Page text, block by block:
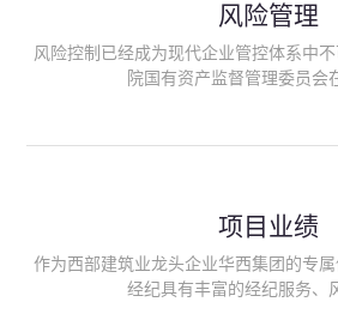
供专业、优质的保险经纪
风险管理
风险控制已经成为现代企业管控体系中
院国有资产监督管理委员会
能够为客户降低风险管理成本，提高经
从风险评估、风险分析、风险防范、风
等全方位、全过程、专家式的服务，拓
项目业绩
作为西部建筑业龙头企业华西集团的专
经纪具有丰富的经纪服务、